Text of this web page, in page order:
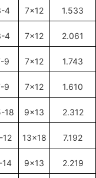
4 7x12 1.533
4 7x12 2.061
9 7x12 1.743
9 7x12 1.610
18 9x13 2.312
12 13x18 7.192
14 9x13 2.219